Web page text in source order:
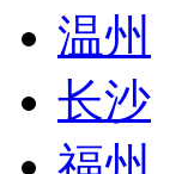
温州
长沙